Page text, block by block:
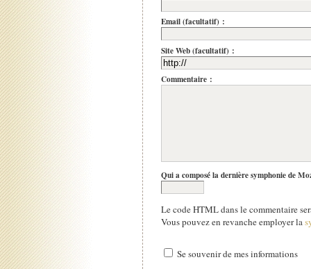
Email (facultatif) :
Site Web (facultatif) :
Commentaire :
Qui a composé la dernière symphonie de
Le code HTML dans le commentaire
Vous pouvez en revanche employer la
Se souvenir de mes informations